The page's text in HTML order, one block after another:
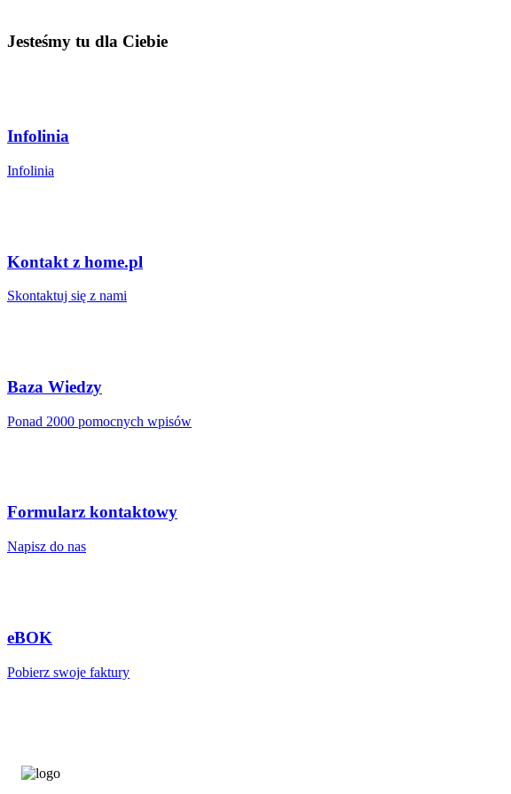
Jesteśmy tu dla Ciebie
Infolinia
Infolinia
Kontakt z home.pl
Skontaktuj się z nami
Baza Wiedzy
Ponad 2000 pomocnych wpisów
Formularz kontaktowy
Napisz do nas
eBOK
Pobierz swoje faktury